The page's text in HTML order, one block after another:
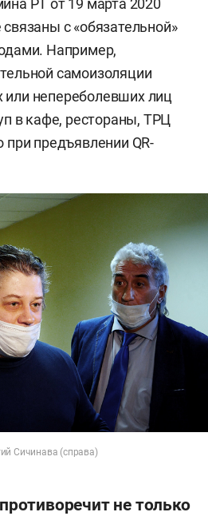
РТ от 19 марта 2020
с «обязательной»
Например,
самоизоляции
или непереболевших лиц
в кафе, рестораны, ТРЦ
предъявлении QR-
Сичинава (справа)
не только